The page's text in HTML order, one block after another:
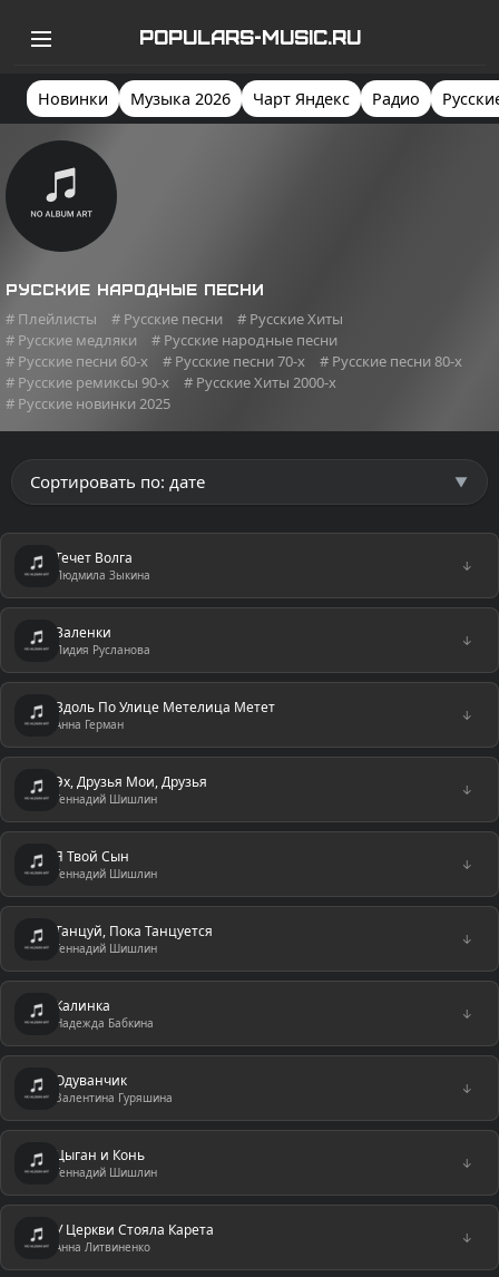
POPULARS-MUSIC.RU
Новинки Музыка 2026 Чарт Яндекс Радио
Русские народные песни
# Плейлисты # Русские песни
# Русские Хиты
# Русские медляки
# Русские народные песни
# Русские песни 60-х
# Русские песни 70-х
# Русские песни 80-х
# Русские ремиксы 90-х
# Русские Хиты 2000-х
# Русские новинки 2025
Течет Волга
Людмила Зыкина
↓
Валенки
Лидия Русланова
↓
Вдоль По Улице Метелица Метет
Анна Герман
↓
Эх, Друзья Мои, Друзья
Геннадий Шишлин
↓
Я Твой Сын
Геннадий Шишлин
↓
Танцуй, Пока Танцуется
Геннадий Шишлин
↓
Калинка
Надежда Бабкина
↓
Одуванчик
Валентина Гуряшина
↓
Цыган и Конь
Геннадий Шишлин
↓
У Церкви Стояла Карета
Анна Литвиненко
↓